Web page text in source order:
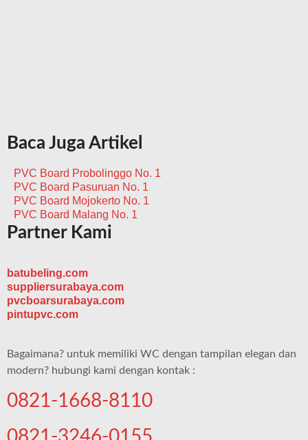
Baca Juga Artikel
PVC Board Probolinggo No. 1
PVC Board Pasuruan No. 1
PVC Board Mojokerto No. 1
PVC Board Malang No. 1
Partner Kami
batubeling.com
suppliersurabaya.com
pvcboarsurabaya.com
pintupvc.com
Bagaimana? untuk memiliki WC dengan tampilan elegan dan
modern? hubungi kami dengan kontak :
0821-1668-8110